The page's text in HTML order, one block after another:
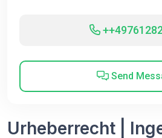
Send
Urheberrecht |